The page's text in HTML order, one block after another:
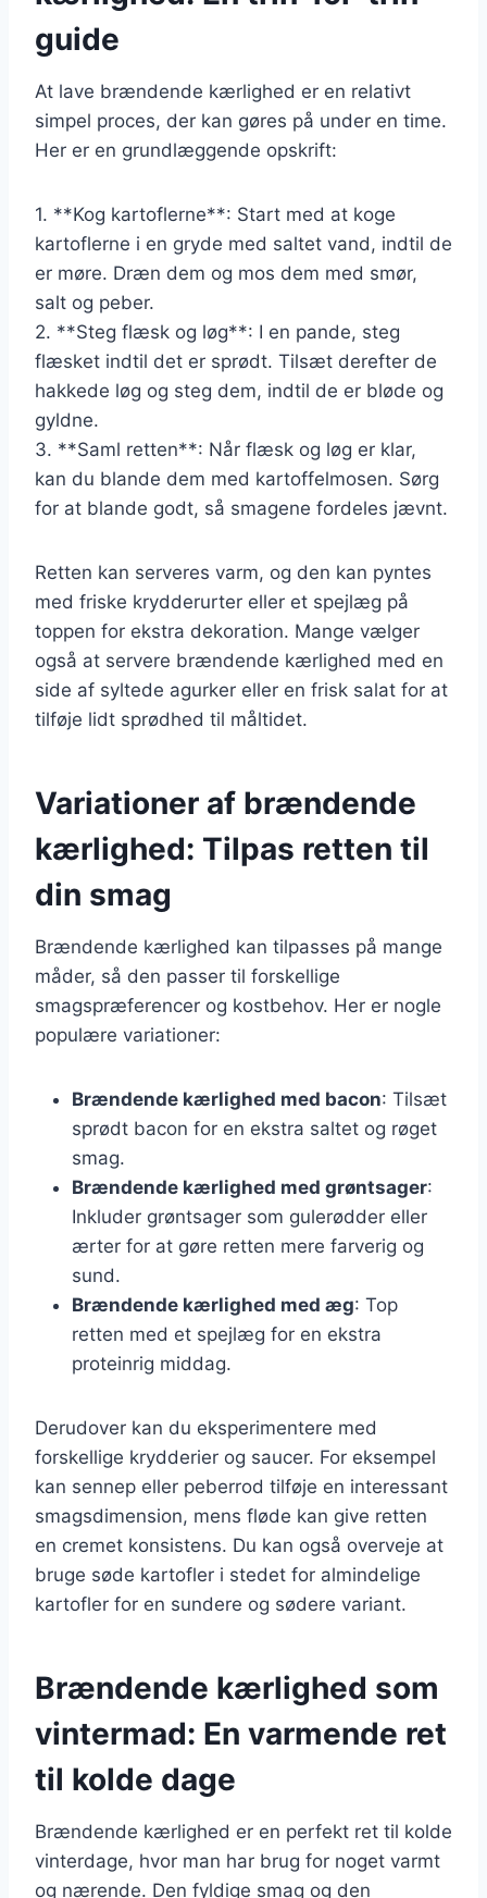
guide
At lave brændende kærlighed er en relativt
simpel proces, der kan gøres på under en time.
Her er en grundlæggende opskrift:
1. **Kog kartoflerne**: Start med at koge
kartoflerne i en gryde med saltet vand, indtil de
er møre. Dræn dem og mos dem med smør,
salt og peber.
2. **Steg flæsk og løg**: I en pande, steg
flæsket indtil det er sprødt. Tilsæt derefter de
hakkede løg og steg dem, indtil de er bløde og
gyldne.
3. **Saml retten**: Når flæsk og løg er klar,
kan du blande dem med kartoffelmosen. Sørg
for at blande godt, så smagene fordeles jævnt.
Retten kan serveres varm, og den kan pyntes
med friske krydderurter eller et spejlæg på
toppen for ekstra dekoration. Mange vælger
også at servere brændende kærlighed med en
side af syltede agurker eller en frisk salat for at
tilføje lidt sprødhed til måltidet.
Variationer af brændende
kærlighed: Tilpas retten til
din smag
Brændende kærlighed kan tilpasses på mange
måder, så den passer til forskellige
smagspræferencer og kostbehov. Her er nogle
populære variationer:
Brændende kærlighed med bacon: Tilsæt
sprødt bacon for en ekstra saltet og røget
smag.
Brændende kærlighed med grøntsager:
Inkluder grøntsager som gulerødder eller
ærter for at gøre retten mere farverig og
sund.
Brændende kærlighed med æg: Top
retten med et spejlæg for en ekstra
proteinrig middag.
Derudover kan du eksperimentere med
forskellige krydderier og saucer. For eksempel
kan sennep eller peberrod tilføje en interessant
smagsdimension, mens fløde kan give retten
en cremet konsistens. Du kan også overveje at
bruge søde kartofler i stedet for almindelige
kartofler for en sundere og sødere variant.
Brændende kærlighed som
vintermad: En varmende ret
til kolde dage
Brændende kærlighed er en perfekt ret til kolde
vinterdage, hvor man har brug for noget varmt
og nærende. Den fyldige smag og den